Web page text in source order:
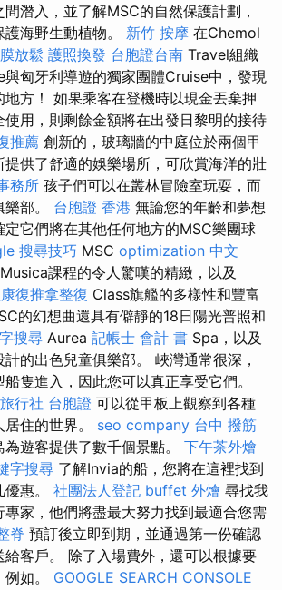
潛入，並了解MSC的自然保護計劃，
海野生動植物。 新竹 按摩 在Chemol
放鬆 護照換發 台胞證台南 Travel組織
匈牙利導遊的獨家團體Cruise中，發現
地方！ 如果乘客在登機時以現金丟棄押
用，則剩餘金額將在出發日黎明的接待
推薦 創新的，玻璃牆的中庭位於兩個甲
供了舒適的娛樂場所，可欣賞海洋的壯
務所 孩子們可以在叢林冒險室玩耍，而
部。 台胞證 香港 無論您的年齡和夢想
它們將在其他任何地方的MSC樂團球
搜尋技巧 MSC optimization 中文
課程的令人驚嘆的精緻，以及
復推拿整復 Class旗艦的多樣性和豐富
的幻想曲還具有僻靜的18日陽光普照和
搜尋 Aurea 記帳士 會計 書 Spa，以及
的出色兒童俱樂部。 峽灣通常很深，
隻進入，因此您可以真正享受它們。
旅行社 台胞證 可以從甲板上觀察到各種
住的世界。 seo company 台中 撥筋
遊客提供了數千個景點。 下午茶外燴
字搜尋 了解Invia的船，您將在這裡找到
惠。 社團法人登記 buffet 外燴 尋找我
家，他們將盡最大努力找到最適合您需
脊 預訂後立即到期，並通過第一份確認
給客戶。 除了入場費外，還可以根據要
如。 GOOGLE SEARCH CONSOLE